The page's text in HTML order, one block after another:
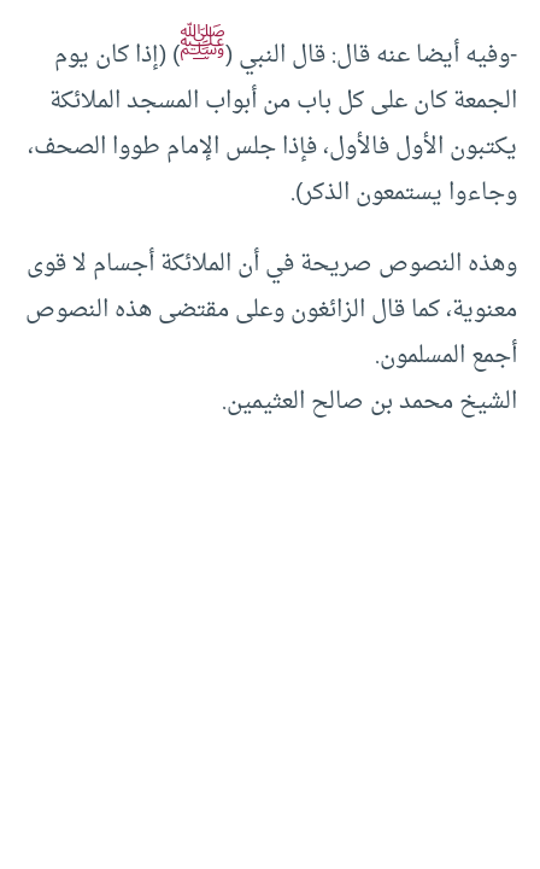
-وفيه أيضا عنه قال: قال النبي (ﷺ) (إذا كان يوم
الجمعة كان على كل باب من أبواب المسجد الملائكة
يكتبون الأول فالأول، فإذا جلس الإمام طووا الصحف،
وجاءوا يستمعون الذكر).
وهذه النصوص صريحة في أن الملائكة أجسام لا قوى
معنوية، كما قال الزائغون وعلى مقتضى هذه النصوص
أجمع المسلمون.
الشيخ محمد بن صالح العثيمين.